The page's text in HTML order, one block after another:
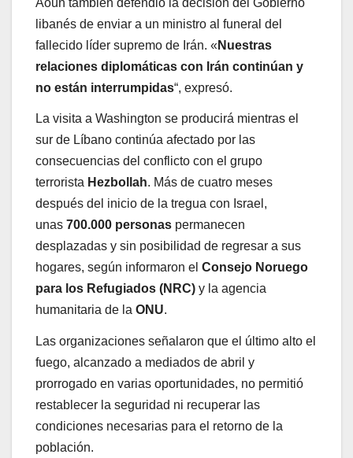
libanés de enviar a un ministro al funeral del
fallecido líder supremo de Irán. « Nuestras
relaciones diplomáticas con Irán continúan y
no están interrumpidas“, expresó.
La visita a Washington se producirá mientras el
sur de Líbano continúa afectado por las
consecuencias del conflicto con el grupo
terrorista Hezbollah. Más de cuatro meses
después del inicio de la tregua con Israel,
unas 700.000 personas permanecen
desplazadas y sin posibilidad de regresar a sus
hogares, según informaron el Consejo Noruego
para los Refugiados (NRC) y la agencia
humanitaria de la ONU.
Las organizaciones señalaron que el último alto el
fuego, alcanzado a mediados de abril y
prorrogado en varias oportunidades, no permitió
restablecer la seguridad ni recuperar las
condiciones necesarias para el retorno de la
población.